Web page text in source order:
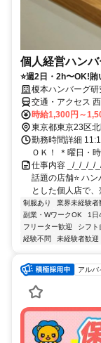
個人経営ハン
⭐週2日・2h〜OK!賄
榎本ハンバーグ
交通・アクセス
時給1,300円～
東京都東京23区
勤務時間詳細
ＯＫ！ ＊曜日・
仕事内容 _/_/_/_/
話題の店舗⭐ ハ
とした個人店で、
制服あり 業界未経験者
副業・WワークOK
1日
フリーター歓迎
シフト
経験不問
未経験者歓迎
アルバ